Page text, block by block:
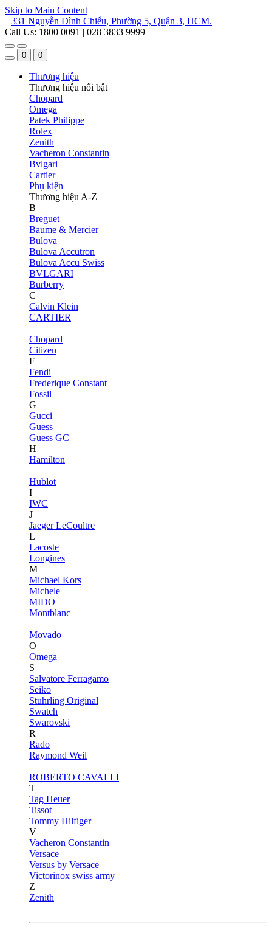
Skip to Main Content
331 Nguyễn Đình Chiểu, Phường 5, Quận 3, HCM.
Call Us: 1800 0091 | 028 3833 9999
0 0
Thương hiệu
Thương hiệu nổi bật
Chopard
Omega
Patek Philippe
Rolex
Zenith
Vacheron Constantin
Bvlgari
Cartier
Phụ kiện
Thương hiệu A-Z
B
Breguet
Baume & Mercier
Bulova
Bulova Accutron
Bulova Accu Swiss
BVLGARI
Burberry
C
Calvin Klein
CARTIER
Chopard
Citizen
F
Fendi
Frederique Constant
Fossil
G
Gucci
Guess
Guess GC
H
Hamilton
Hublot
I
IWC
J
Jaeger LeCoultre
L
Lacoste
Longines
M
Michael Kors
Michele
MIDO
Montblanc
Movado
O
Omega
S
Salvatore Ferragamo
Seiko
Stuhrling Original
Swatch
Swarovski
R
Rado
Raymond Weil
ROBERTO CAVALLI
T
Tag Heuer
Tissot
Tommy Hilfiger
V
Vacheron Constantin
Versace
Versus by Versace
Victorinox swiss army
Z
Zenith